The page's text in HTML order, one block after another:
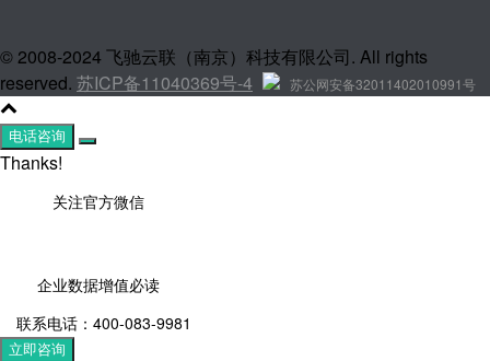
© 2008-2024 飞驰云联（南京）科技有限公司. All rights
reserved. 苏ICP备11040369号-4 苏公网安备32011402010991号
电话咨询
Thanks!
关注官方微信
企业数据增值必读
联系电话：400-083-9981
立即咨询